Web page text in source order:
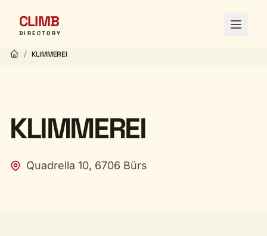
CLIMB
DIRECTORY Open
/ KLIMMEREI
KLIMMEREI
Quadrella 10, 6706 Bürs